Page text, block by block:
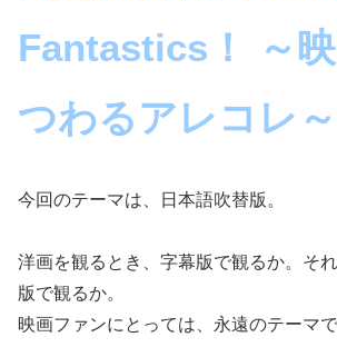
Fantastics！ ～
つわるアレコレ
今回のテーマは、日本語吹替版。
洋画を観るとき、字幕版で観るか。そ
版で観るか。
映画ファンにとっては、永遠のテーマ